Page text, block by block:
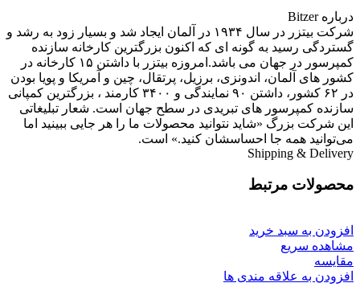
درباره Bitzer
شرکت بیتزر در سال ۱۹۳۴ در آلمان ایجاد شد و بسیار زود به رشد و
گستردگی رسید به گونه ای که اکنون بزرگترین کارخانه سازنده
کمپرسور در جهان می باشد.امروزه بیتزر با داشتن ۱۵ کارخانه در
کشور های آلمان، اندونزی، برزیل، پرتقال، چین و آمریکا و پویا بودن
در ۶۲ کشور، داشتن ۹۰ نمایندگی و ۳۴۰۰ کارمند ، بزرگترین کمپانی
سازنده کمپرسور های تبریدی در سطح جهان است. شعار تبلیغاتی
این شرکت بزرگ «شاید نتوانید محصولات ما را هر جایی ببینید اما
می‌توانید همه جا احساسشان کنید.» است.
Shipping & Delivery
محصولات مرتبط
افزودن به سبد خرید
مشاهده سریع
مقایسه
افزودن به علاقه مندی ها